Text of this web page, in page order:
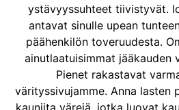
ystävyyssuhteet tiivistyvät.
antavat sinulle upean
päähenkilön toveruudesta.
ainutlaatuisimmat jääkauden
Pienet rakastavat
värityssivujamme. Anna lasten
kauniita värejä, jotka luovat